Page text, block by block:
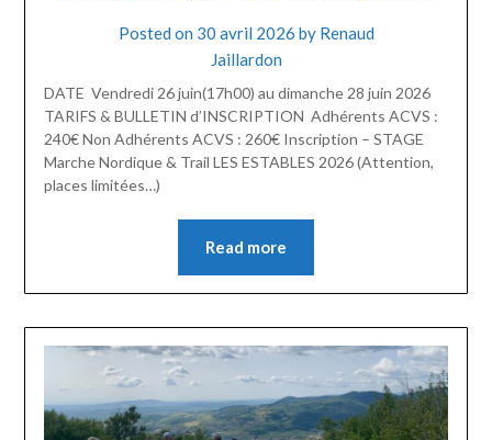
Posted on 30 avril 2026 by Renaud
Jaillardon
DATE Vendredi 26 juin(17h00) au dimanche 28 juin 2026
TARIFS & BULLETIN d’INSCRIPTION Adhérents ACVS :
240€ Non Adhérents ACVS : 260€ Inscription – STAGE
Marche Nordique & Trail LES ESTABLES 2026 (Attention,
places limitées…)
Read more